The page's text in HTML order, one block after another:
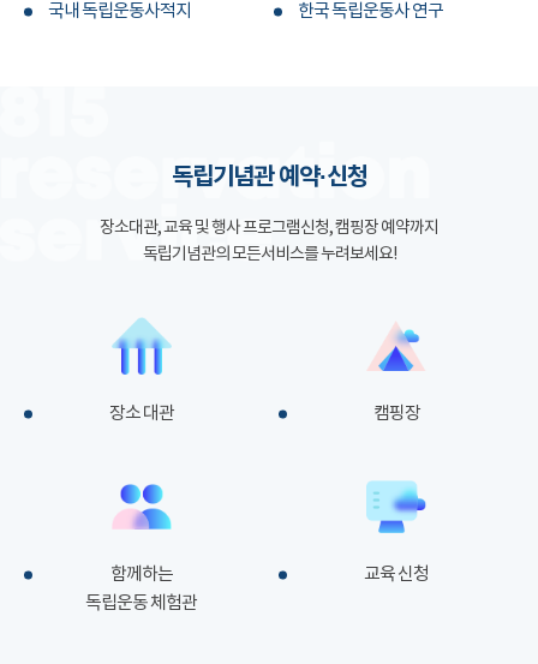
국내 독립운동사적지 한국 독립운동사 연구
독립기념관 예약·신청
장소대관, 교육 및 행사 프로그램신청, 캠핑장 예약까지
독립기념관의 모든서비스를 누려보세요!
장소 대관 캠핑장
함께하는
독립운동 체험관
교육 신청